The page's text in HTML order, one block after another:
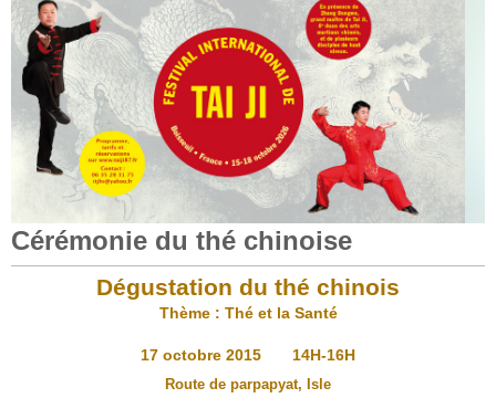
Cérémonie du thé chinoise
Dégustation du thé chinois
Thème : Thé et la Santé
17 octobre 2015 14H-16H
Route de parpapyat, Isle